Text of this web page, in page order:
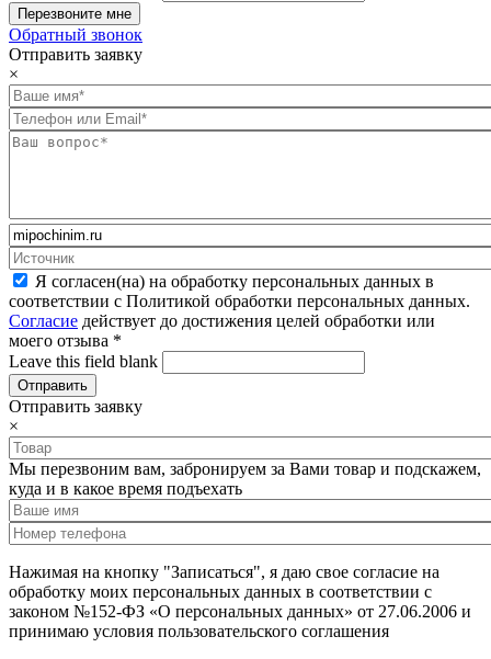
Обратный звонок
Отправить заявку
×
Я согласен(на) на обработку персональных данных в
соответствии с Политикой обработки персональных данных.
Согласие действует до достижения целей обработки или
моего отзыва *
Leave this field blank
Отправить заявку
×
Мы перезвоним вам, забронируем за Вами товар и подскажем,
куда и в какое время подъехать
Нажимая на кнопку "Записаться", я даю свое согласие на
обработку моих персональных данных в соответствии с
законом №152-ФЗ «О персональных данных» от 27.06.2006 и
принимаю условия пользовательского соглашения